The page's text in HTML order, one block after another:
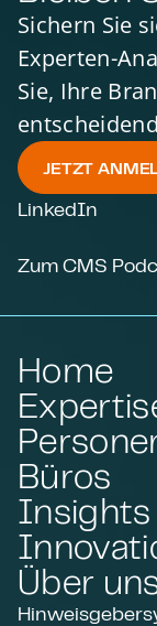
Sichern Sie
Experten-
Sie, Ihre
JETZT
LinkedIn
Zum CMS
Home
Büros
Insights
Über